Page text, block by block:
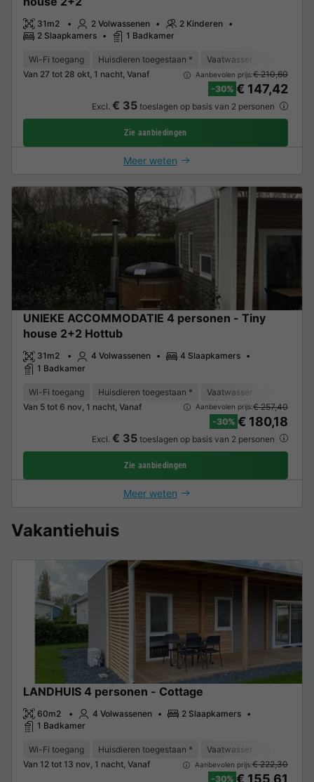
31m2 2 Volwassenen
2 Kinderen
2 Slaapkamers
1 Badkamer
Wi-Fi toegang Huisdieren toegestaan * Vaatwasser
Van 27 tot 28 okt, 1 nacht, Vanaf
Aanbevolen prijs:€ 210,60
-30% € 147,42
Excl. € 35toeslagen op basis van 2 personen
Zie aanbiedingen
Meer weten
UNIEKE ACCOMMODATIE 4 personen - Tiny
house 2+2 Hottub
31m2 4 Volwassenen
4 Slaapkamers
1 Badkamer
Wi-Fi toegang Huisdieren toegestaan * Vaatwasser
Van 5 tot 6 nov, 1 nacht, Vanaf
Aanbevolen prijs:€ 257,40
-30% € 180,18
Excl. € 35toeslagen op basis van 2 personen
Zie aanbiedingen
Meer weten
Vakantiehuis
LANDHUIS 4 personen - Cottage
60m2 4 Volwassenen
2 Slaapkamers
1 Badkamer
Wi-Fi toegang Huisdieren toegestaan * Vaatwasser
Van 12 tot 13 nov, 1 nacht, Vanaf
Aanbevolen prijs:€ 222,30
-30% € 155,61